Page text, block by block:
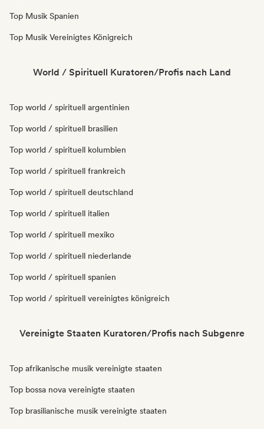
Top Musik Spanien
Top Musik Vereinigtes Königreich
World / Spirituell Kuratoren/Profis nach Land
Top world / spirituell argentinien
Top world / spirituell brasilien
Top world / spirituell kolumbien
Top world / spirituell frankreich
Top world / spirituell deutschland
Top world / spirituell italien
Top world / spirituell mexiko
Top world / spirituell niederlande
Top world / spirituell spanien
Top world / spirituell vereinigtes königreich
Vereinigte Staaten Kuratoren/Profis nach Subgenre
Top afrikanische musik vereinigte staaten
Top bossa nova vereinigte staaten
Top brasilianische musik vereinigte staaten